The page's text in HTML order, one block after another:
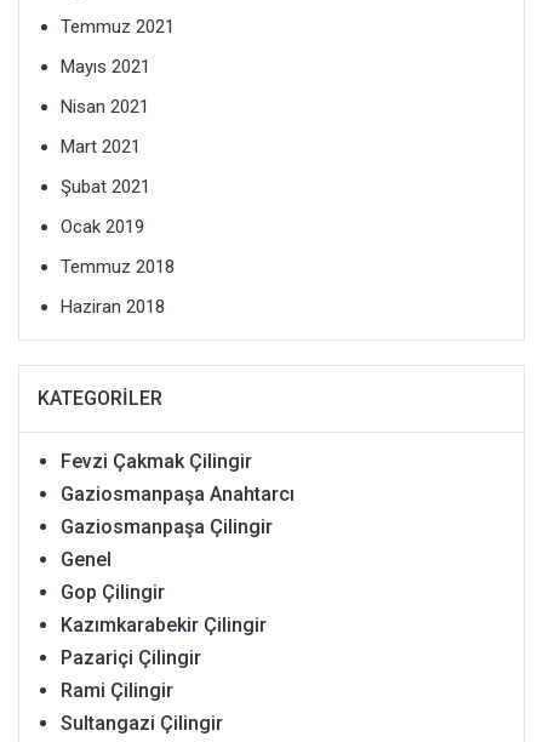
Temmuz 2021
Mayıs 2021
Nisan 2021
Mart 2021
Şubat 2021
Ocak 2019
Temmuz 2018
Haziran 2018
KATEGORILER
Fevzi Çakmak Çilingir
Gaziosmanpaşa Anahtarcı
Gaziosmanpaşa Çilingir
Genel
Gop Çilingir
Kazımkarabekir Çilingir
Pazariçi Çilingir
Rami Çilingir
Sultangazi Çilingir